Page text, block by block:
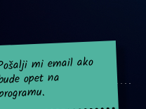
razdora
mi email ako
opet na